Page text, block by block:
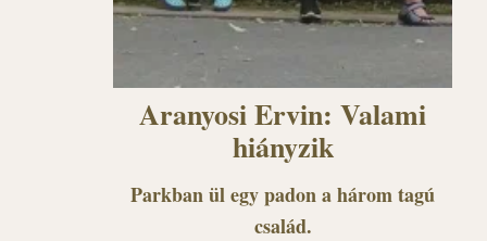
Aranyosi Ervin: Valami
hiányzik
Parkban ül egy padon a három tagú
család.